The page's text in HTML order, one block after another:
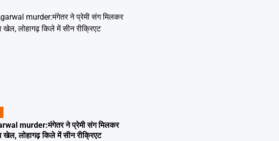
murder:मंगेतर ने प्रेमी संग मिलकर
खेल, लोहागढ़ किले में सीन रीक्रिएट